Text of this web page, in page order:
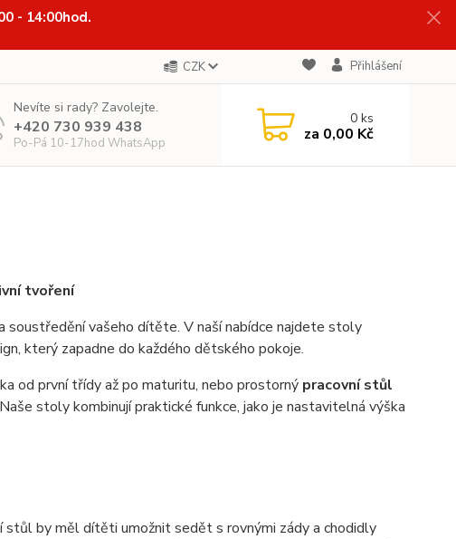
- 14:00hod.
CZK Přihlášení
Nevíte si rady? Zavolejte.
+420 730 939 438
Po-Pá 10-17hod WhatsApp
0ks
za 0,00 Kč
tvoření
soustředění vašeho dítěte. V naší nabídce najdete stoly
který zapadne do každého dětského pokoje.
od první třídy až po maturitu, nebo prostorný pracovní stůl
stoly kombinují praktické funkce, jako je nastavitelná výška
stůl by měl dítěti umožnit sedět s rovnými zády a chodidly